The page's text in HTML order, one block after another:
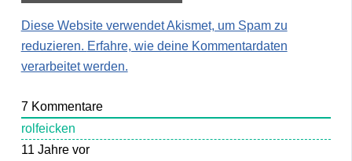
Diese Website verwendet Akismet, um Spam zu
reduzieren. Erfahre, wie deine Kommentardaten
verarbeitet werden.
7Kommentare
rolfeicken
11 Jahre vor